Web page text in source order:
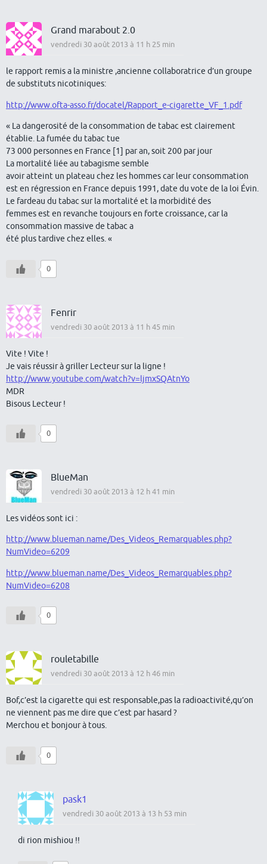
Grand marabout 2.0
vendredi 30 août 2013 à 11 h 25 min
le rapport remis a la ministre ,ancienne collaboratrice d’un groupe
de substituts nicotiniques:
http://www.ofta-asso.fr/docatel/Rapport_e-cigarette_VF_1.pdf
« La dangerosité de la consommation de tabac est clairement
établie. La fumée du tabac tue
73 000 personnes en France [1] par an, soit 200 par jour
La mortalité liée au tabagisme semble
avoir atteint un plateau chez les hommes car leur consommation
est en régression en France depuis 1991, date du vote de la loi Évin.
Le fardeau du tabac sur la mortalité et la morbidité des
femmes est en revanche toujours en forte croissance, car la
consommation massive de tabac a
été plus tardive chez elles. «
0
Fenrir
vendredi 30 août 2013 à 11 h 45 min
Vite ! Vite !
Je vais réussir à griller Lecteur sur la ligne !
http://www.youtube.com/watch?v=ljmxSQAtnYo
MDR
Bisous Lecteur !
0
BlueMan
vendredi 30 août 2013 à 12 h 41 min
Les vidéos sont ici :
http://www.blueman.name/Des_Videos_Remarquables.php?
NumVideo=6209
http://www.blueman.name/Des_Videos_Remarquables.php?
NumVideo=6208
0
rouletabille
vendredi 30 août 2013 à 12 h 46 min
Bof,c’est la cigarette qui est responsable,pas la radioactivité,qu’on
ne viennent pas me dire que c’est par hasard ?
Merchou et bonjour à tous.
0
pask1
vendredi 30 août 2013 à 13 h 53 min
di rion mishiou !!